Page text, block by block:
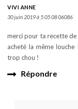
VIVI ANNE
30 juin 2019 à 5 05 08 06086
merci pour ta recette de
acheté la même
trop chou !
Répondre